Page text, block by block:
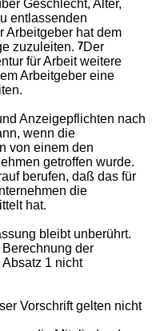
Geschlecht, Alter,
entlassenden
Arbeitgeber hat dem
zuzuleiten.7Der
für Arbeit weitere
Arbeitgeber eine
Anzeigepflichten nach
wenn die
von einem den
getroffen wurde.
berufen, daß das für
die
hat.
bleibt unberührt.
der
1 nicht
Vorschrift gelten nicht